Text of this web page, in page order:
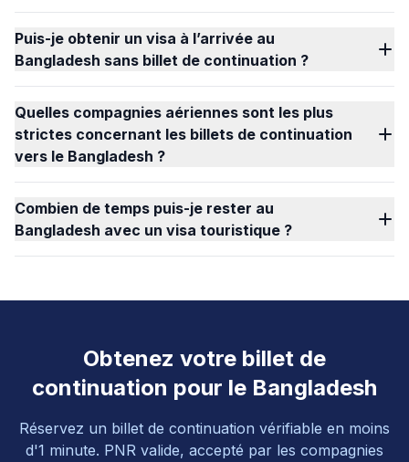
Puis-je obtenir un visa à l’arrivée au
Bangladesh sans billet de continuation ?
Quelles compagnies aériennes sont les plus
strictes concernant les billets de continuation
vers le Bangladesh ?
Combien de temps puis-je rester au
Bangladesh avec un visa touristique ?
Obtenez votre billet de
continuation pour le Bangladesh
Réservez un billet de continuation vérifiable en moins
d'1 minute. PNR valide, accepté par les compagnies